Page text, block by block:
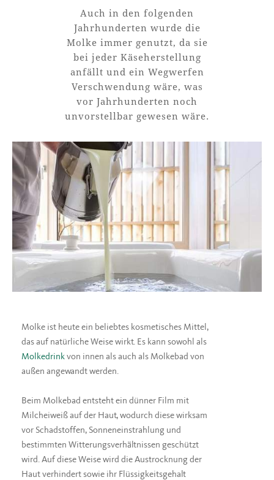
Auch in den folgenden
Jahrhunderten wurde die
Molke immer genutzt, da sie
bei jeder Käseherstellung
anfällt und ein Wegwerfen
Verschwendung wäre, was
vor Jahrhunderten noch
unvorstellbar gewesen wäre.
Molke ist heute ein beliebtes kosmetisches Mittel,
das auf natürliche Weise wirkt. Es kann sowohl als
Molkedrinkvon innen als auch als Molkebad von
außen angewandt werden.
Beim Molkebad entsteht ein dünner Film mit
Milcheiweiß auf der Haut, wodurch diese wirksam
vor Schadstoffen, Sonneneinstrahlung und
bestimmten Witterungsverhältnissen geschützt
wird. Auf diese Weise wird die Austrocknung der
Haut verhindert sowie ihr Flüssigkeitsgehalt